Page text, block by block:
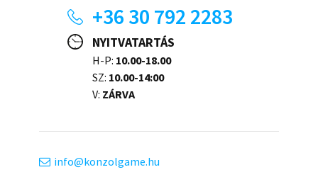
+36 30 792 2283
NYITVATARTÁS
H-P: 10.00-18.00
SZ: 10.00-14:00
V: ZÁRVA
info
konzolgame.hu